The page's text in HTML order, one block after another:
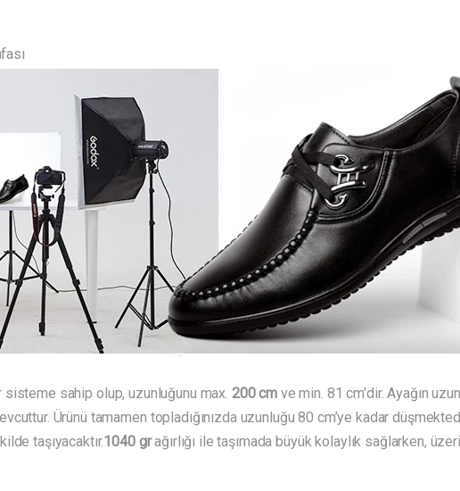
sahip olup, uzunluğunu max. 200 cm ve min. 81 cm'dir. Ayağın
Ürünü tamamen topladığınızda uzunluğu 80 cm’ye kadar
taşıyacaktır.1040 grağırlığı ile taşımada büyük kolaylık sağlarken,